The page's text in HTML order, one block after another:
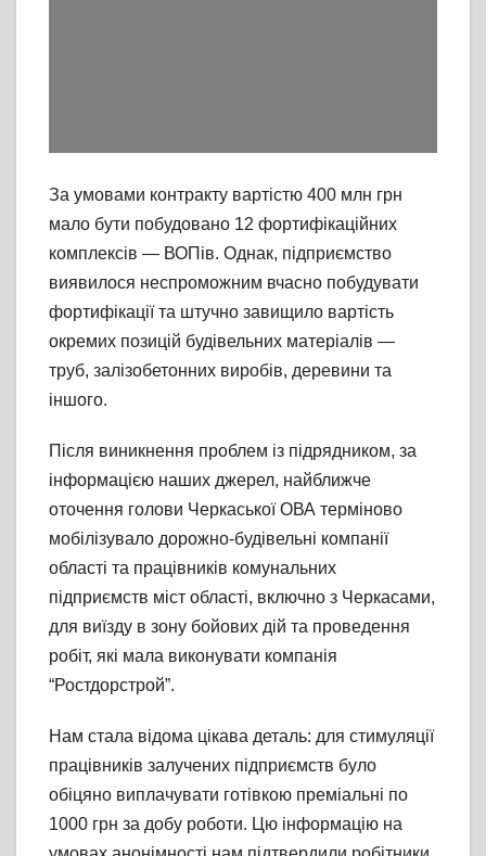
За умовами контракту вартістю 400 млн грн
мало бути побудовано 12 фортифікаційних
комплексів — ВОПів. Однак, підприємство
виявилося неспроможним вчасно побудувати
фортифікації та штучно завищило вартість
окремих позицій будівельних матеріалів —
труб, залізобетонних виробів, деревини та
іншого.
Після виникнення проблем із підрядником, за
інформацією наших джерел, найближче
оточення голови Черкаської ОВА терміново
мобілізувало дорожно-будівельні компанії
області та працівників комунальних
підприємств міст області, включно з Черкасами,
для виїзду в зону бойових дій та проведення
робіт, які мала виконувати компанія
“Ростдорстрой”.
Нам стала відома цікава деталь: для стимуляції
працівників залучених підприємств було
обіцяно виплачувати готівкою преміальні по
1000 грн за добу роботи. Цю інформацію на